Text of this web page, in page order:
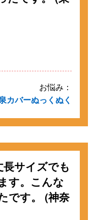
お悩み：
カバーぬっくぬく
サイズでも
す。こんな
です。 (神奈